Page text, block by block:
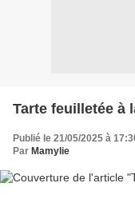
Tarte feuilletée à
Publié le 21/05/2025 à
Par Mamylie